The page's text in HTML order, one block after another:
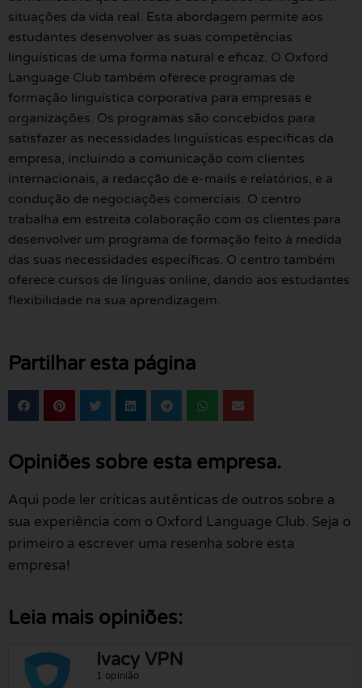
situações da vida real. Esta abordagem permite aos
estudantes desenvolver as suas competências
linguísticas de uma forma natural e eficaz. O Oxford
Language Club também oferece programas de
formação linguística corporativa para empresas e
organizações. Os programas são concebidos para
satisfazer as necessidades linguísticas específicas da
empresa, incluindo a comunicação com clientes
internacionais, a redacção de e-mails e relatórios, e a
condução de negociações comerciais. O centro
trabalha em estreita colaboração com os clientes para
desenvolver um programa de formação feito à medida
das suas necessidades específicas. O centro também
oferece cursos de línguas online, dando aos estudantes
flexibilidade na sua aprendizagem.
Partilhar esta página
Opiniões sobre esta empresa.
Aqui pode ler críticas autênticas de outros sobre a
sua experiência com o Oxford Language Club. Seja o
primeiro a escrever uma resenha sobre esta
empresa!
Leia mais opiniões:
Ivacy VPN
1 opinião